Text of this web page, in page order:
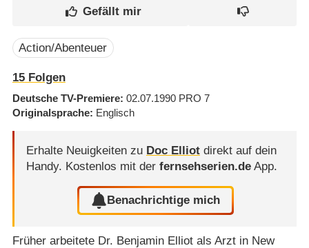
Action/Abenteuer
15Folgen
Deutsche TV-Premiere 02.07.1990 PRO 7
Originalsprache Englisch
Erhalte Neuigkeiten zu Doc Elliotdirekt auf dein
Handy. Kostenlos mit der fernsehserien.deApp.
Benachrichtige mich
Früher arbeitete Dr. Benjamin Elliot als Arzt in New